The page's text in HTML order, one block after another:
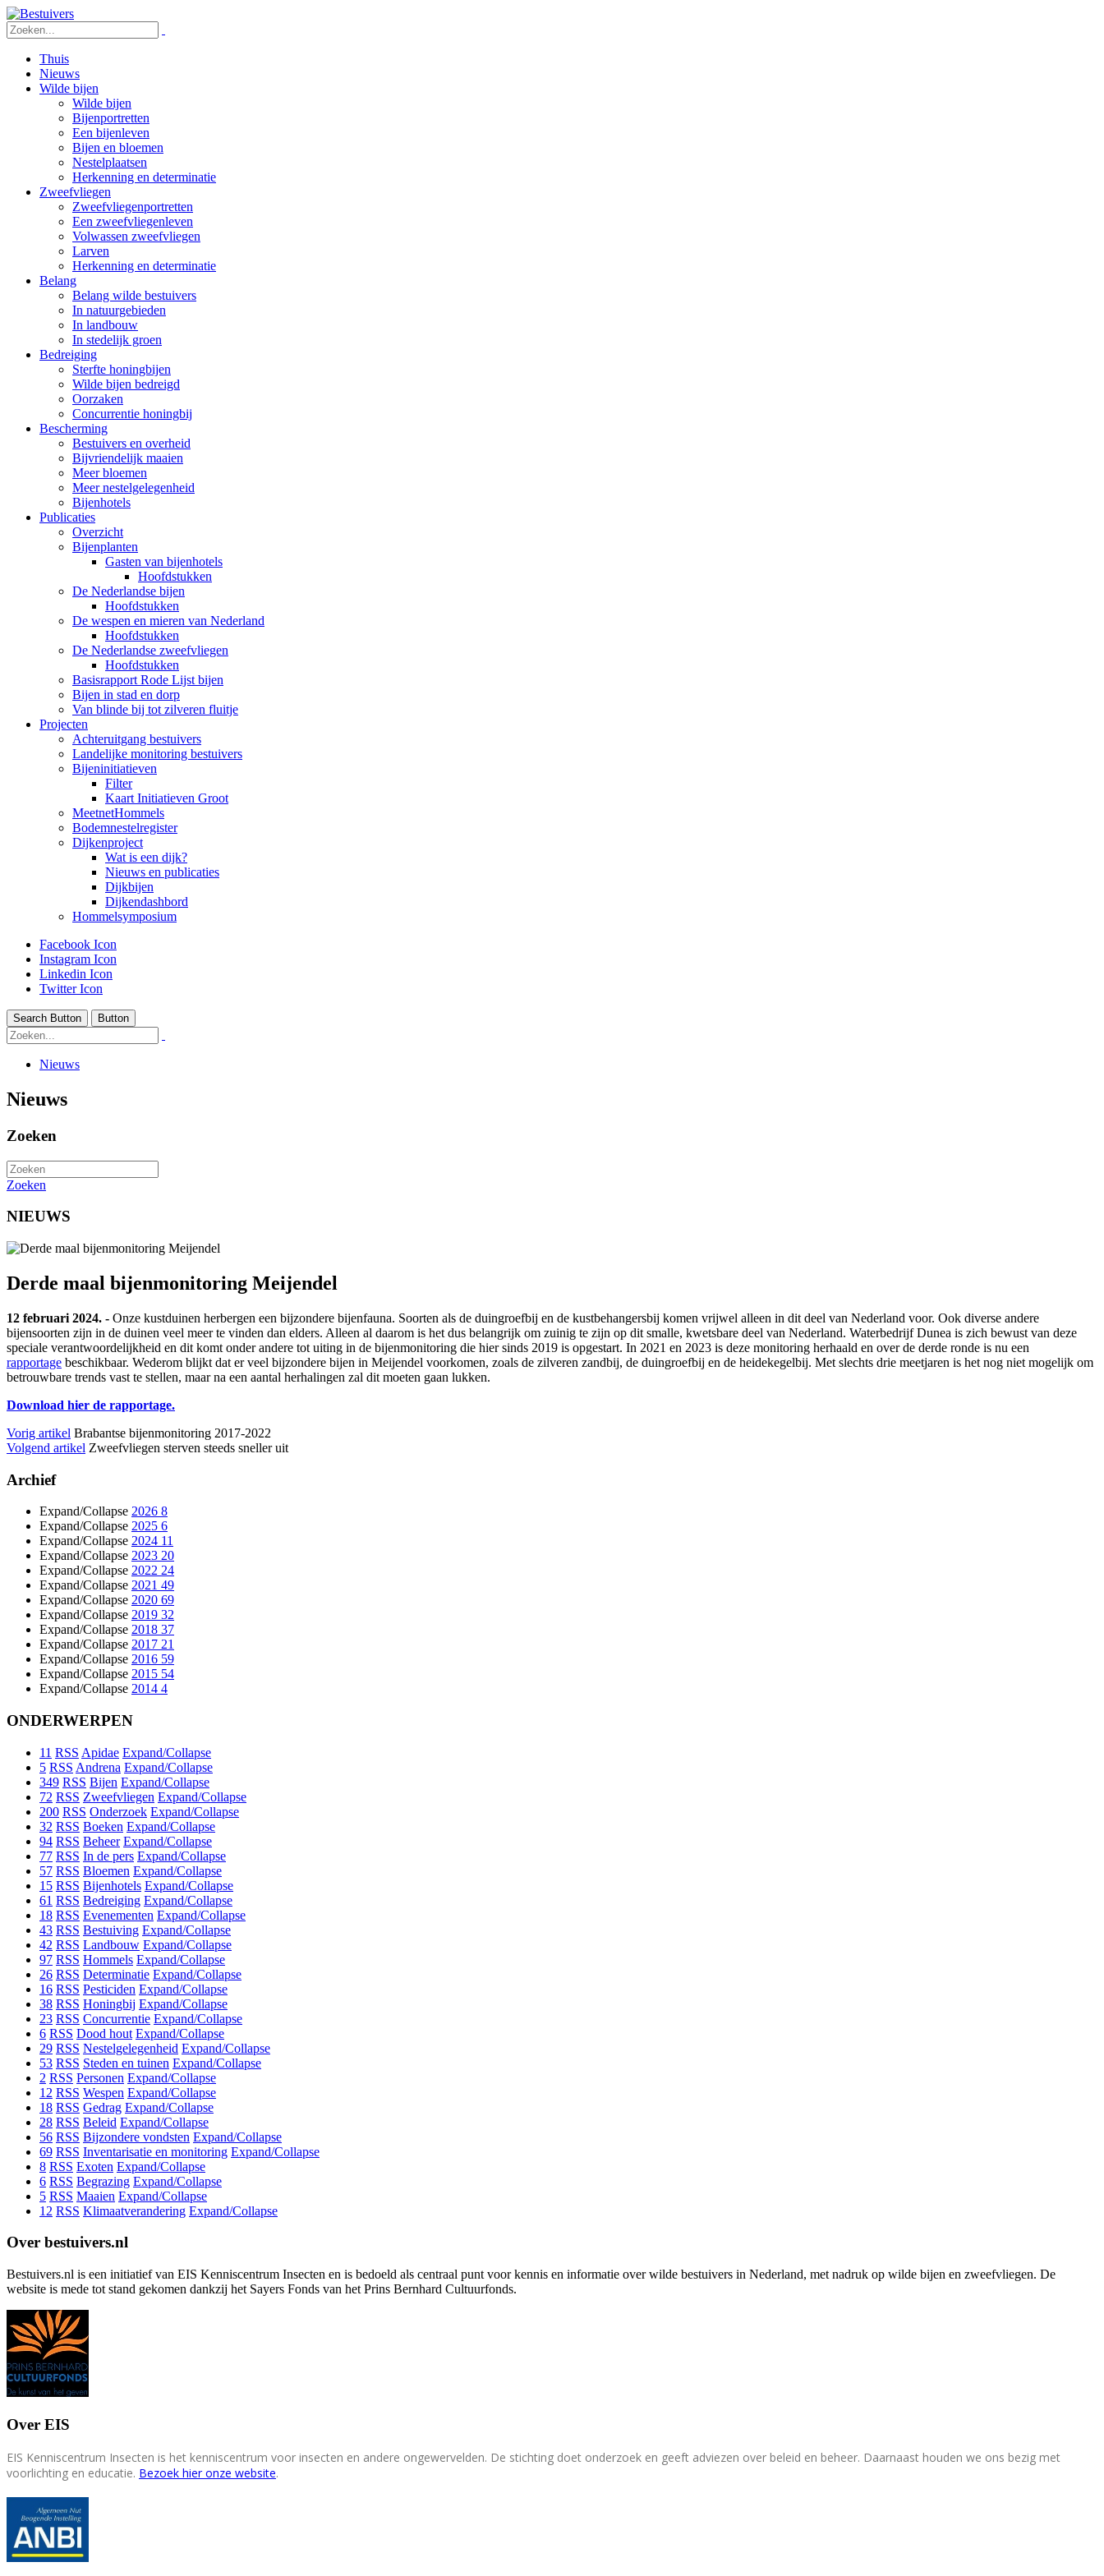
Thuis
Nieuws
Wilde bijen
Wilde bijen
Bijenportretten
Een bijenleven
Bijen en bloemen
Nestelplaatsen
Herkenning en determinatie
Zweefvliegen
Zweefvliegenportretten
Een zweefvliegenleven
Volwassen zweefvliegen
Larven
Herkenning en determinatie
Belang
Belang wilde bestuivers
In natuurgebieden
In landbouw
In stedelijk groen
Bedreiging
Sterfte honingbijen
Wilde bijen bedreigd
Oorzaken
Concurrentie honingbij
Bescherming
Bestuivers en overheid
Bijvriendelijk maaien
Meer bloemen
Meer nestelgelegenheid
Bijenhotels
Publicaties
Overzicht
Bijenplanten
Gasten van bijenhotels
Hoofdstukken
De Nederlandse bijen
Hoofdstukken
De wespen en mieren van Nederland
Hoofdstukken
De Nederlandse zweefvliegen
Hoofdstukken
Basisrapport Rode Lijst bijen
Bijen in stad en dorp
Van blinde bij tot zilveren fluitje
Projecten
Achteruitgang bestuivers
Landelijke monitoring bestuivers
Bijeninitiatieven
Filter
Kaart Initiatieven Groot
MeetnetHommels
Bodemnestelregister
Dijkenproject
Wat is een dijk?
Nieuws en publicaties
Dijkbijen
Dijkendashbord
Hommelsymposium
Facebook Icon
Instagram Icon
Linkedin Icon
Twitter Icon
Search Button Button
Nieuws
Nieuws
Zoeken
Zoeken
NIEUWS
Derde maal bijenmonitoring Meijendel
12 februari 2024. - Onze kustduinen herbergen een bijzondere bijenfauna. Soorten als de duingroefbij en de kustbehangersbij komen vrijwel alleen in dit deel van Nederland voor. Ook diverse andere
bijensoorten zijn in de duinen veel meer te vinden dan elders. Alleen al daarom is het dus belangrijk om zuinig te zijn op dit smalle, kwetsbare deel van Nederland. Waterbedrijf Dunea is zich bewust van deze
speciale verantwoordelijkheid en dit komt onder andere tot uiting in de bijenmonitoring die hier sinds 2019 is opgestart. In 2021 en 2023 is deze monitoring herhaald en over de derde ronde is nu een
rapportage beschikbaar. Wederom blijkt dat er veel bijzondere bijen in Meijendel voorkomen, zoals de zilveren zandbij, de duingroefbij en de heidekegelbij. Met slechts drie meetjaren is het nog niet mogelijk om
betrouwbare trends vast te stellen, maar na een aantal herhalingen zal dit moeten gaan lukken.
Download hier de rapportage.
Vorig artikel Brabantse bijenmonitoring 2017-2022
Volgend artikel Zweefvliegen sterven steeds sneller uit
Archief
Expand/Collapse 2026 8
Expand/Collapse 2025 6
Expand/Collapse 2024 11
Expand/Collapse 2023 20
Expand/Collapse 2022 24
Expand/Collapse 2021 49
Expand/Collapse 2020 69
Expand/Collapse 2019 32
Expand/Collapse 2018 37
Expand/Collapse 2017 21
Expand/Collapse 2016 59
Expand/Collapse 2015 54
Expand/Collapse 2014 4
ONDERWERPEN
11 RSS Apidae Expand/Collapse
5 RSS Andrena Expand/Collapse
349 RSS Bijen Expand/Collapse
72 RSS Zweefvliegen Expand/Collapse
200 RSS Onderzoek Expand/Collapse
32 RSS Boeken Expand/Collapse
94 RSS Beheer Expand/Collapse
77 RSS In de pers Expand/Collapse
57 RSS Bloemen Expand/Collapse
15 RSS Bijenhotels Expand/Collapse
61 RSS Bedreiging Expand/Collapse
18 RSS Evenementen Expand/Collapse
43 RSS Bestuiving Expand/Collapse
42 RSS Landbouw Expand/Collapse
97 RSS Hommels Expand/Collapse
26 RSS Determinatie Expand/Collapse
16 RSS Pesticiden Expand/Collapse
38 RSS Honingbij Expand/Collapse
23 RSS Concurrentie Expand/Collapse
6 RSS Dood hout Expand/Collapse
29 RSS Nestelgelegenheid Expand/Collapse
53 RSS Steden en tuinen Expand/Collapse
2 RSS Personen Expand/Collapse
12 RSS Wespen Expand/Collapse
18 RSS Gedrag Expand/Collapse
28 RSS Beleid Expand/Collapse
56 RSS Bijzondere vondsten Expand/Collapse
69 RSS Inventarisatie en monitoring Expand/Collapse
8 RSS Exoten Expand/Collapse
6 RSS Begrazing Expand/Collapse
5 RSS Maaien Expand/Collapse
12 RSS Klimaatverandering Expand/Collapse
Over bestuivers.nl
Bestuivers.nl is een initiatief van EIS Kenniscentrum Insecten en is bedoeld als centraal punt voor kennis en informatie over wilde bestuivers in Nederland, met nadruk op wilde bijen en zweefvliegen. De
website is mede tot stand gekomen dankzij het Sayers Fonds van het Prins Bernhard Cultuurfonds.
Over EIS
EIS Kenniscentrum Insecten is het kenniscentrum voor insecten en andere ongewervelden. De stichting doet onderzoek en geeft adviezen over beleid en beheer. Daarnaast houden we ons bezig met
voorlichting en educatie. Bezoek hier onze website.